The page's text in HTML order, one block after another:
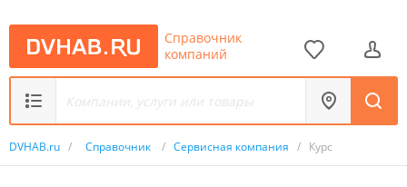
Справочник
компаний
DVHAB.ru / Справочник / Сервисная компания / Курс